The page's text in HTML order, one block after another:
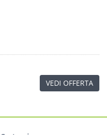
VEDI OFFERTA